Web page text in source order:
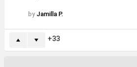
by Jamilla P.
33